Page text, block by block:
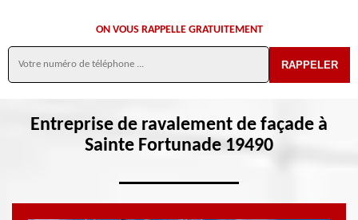
ON VOUS RAPPELLE GRATUITEMENT
Entreprise de ravalement de façade à
Sainte Fortunade 19490